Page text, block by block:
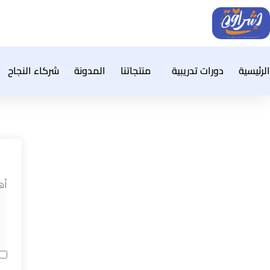
تخطي
إلى
المحتوى
الرئيسية دورات تدريبية منتجاتنا المدونة شركاء النجاح